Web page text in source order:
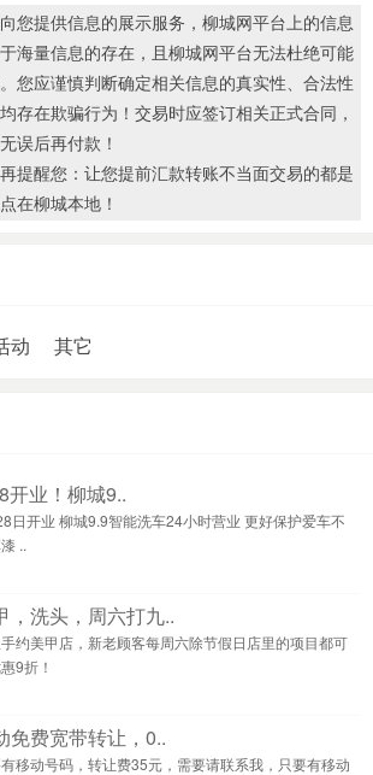
您提供信息的展示服务，柳城网平台上的信息
海量信息的存在，且柳城网平台无法杜绝可能
您应谨慎判断确定相关信息的真实性、合法性
存在欺骗行为！交易时应签订相关正式合同，
误后再付款！
提醒您：让您提前汇款转账不当面交易的都是
在柳城本地！
动 其它
开业！柳城9..
日开业 柳城9.9智能洗车24小时营业 更好保护爱车不
..
，洗头，周六打九..
约美甲店，新老顾客每周六除节假日店里的项目都可
9折！
免费宽带转让，0..
移动号码，转让费35元，需要请联系我，只要有移动